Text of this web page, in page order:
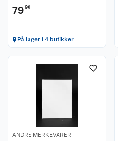
7990
På lager i 4 butikker
ANDRE MERKEVARER